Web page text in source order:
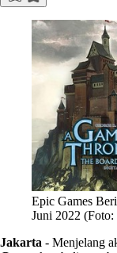
Epic Games
Juni 2022 (Foto:
Jakarta - Menjelang